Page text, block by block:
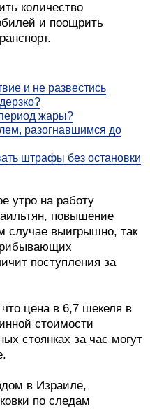
количество
и поощрить
и не развестись
жары?
разогнавшимся до
штрафы без остановки
утро на работу
повышение
случае выигрышно, так
поступления за
цена в 6,7 шекеля в
стоимости
стоянках за час могут
в Израиле,
по следам